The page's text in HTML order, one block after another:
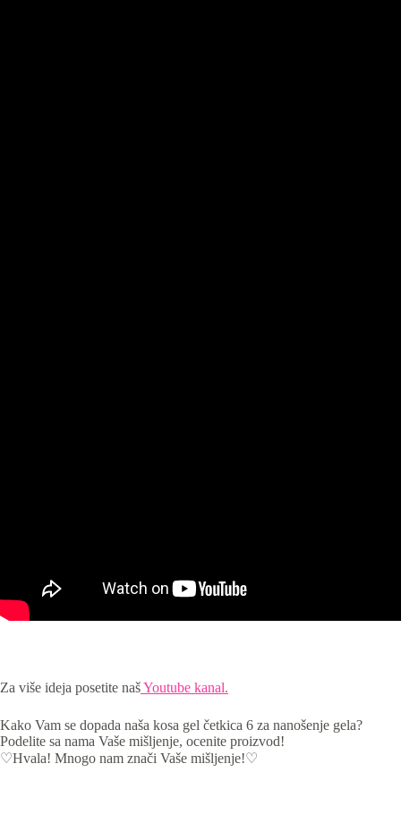
Za više ideja posetite našYoutube kanal.
Kako Vam se dopada naša kosa gel četkica 6 za nanošenje gela?
Podelite sa nama Vaše mišljenje, ocenite proizvod!
♡Hvala! Mnogo nam znači Vaše mišljenje!♡